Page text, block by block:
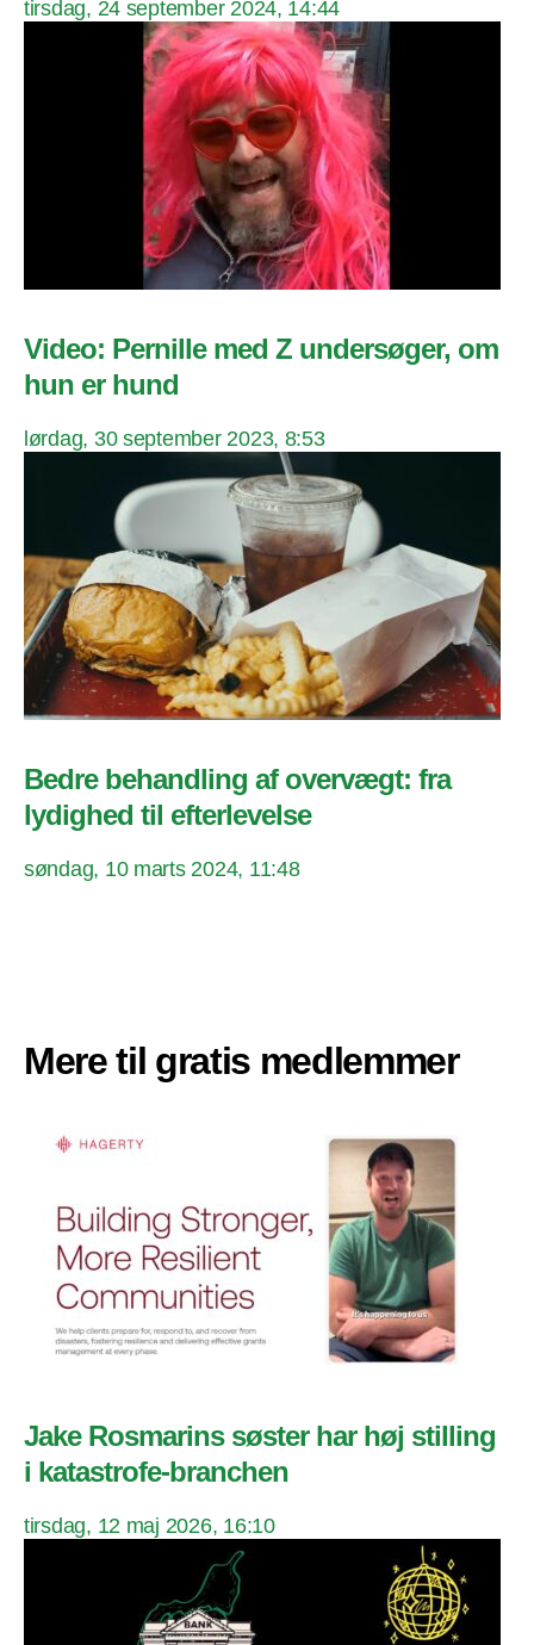
tirsdag, 24 september 2024, 14:44
Video: Pernille med Z undersøger, om
hun er hund
lørdag, 30 september 2023, 8:53
Bedre behandling af overvægt: fra
lydighed til efterlevelse
søndag, 10 marts 2024, 11:48
Mere til gratis medlemmer
Jake Rosmarins søster har høj stilling
i katastrofe-branchen
tirsdag, 12 maj 2026, 16:10